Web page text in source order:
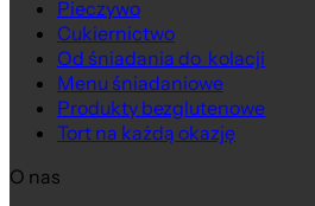
Pieczywo
Cukiernictwo
Od śniadania do kolacji
Menu śniadaniowe
Produkty bezglutenowe
Tort na każdą okazję
O nas